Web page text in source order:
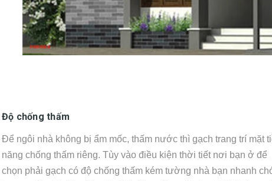
Độ chống thấm
Để ngôi nhà không bị ẩm mốc, thấm nước thì gạch trang trí mặt
năng chống thấm riêng. Tùy vào điều kiện thời tiết nơi bạn ở
chọn phải gạch có độ chống thấm kém tường nhà bạn nhanh